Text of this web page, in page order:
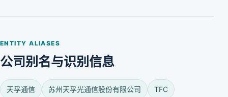
ENTITY ALIASES
公司别名与识别信息
天孚通信 苏州天孚光通信股份有限公司 TFC